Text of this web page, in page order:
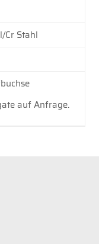
Cr Stahl
auf Anfrage.